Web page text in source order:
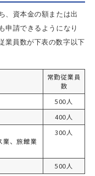
、資本金の額または出
申請できるようになり
業員数が下表の数字以下
常勤従業員
数
500人
400人
業、旅館業
300人
500人